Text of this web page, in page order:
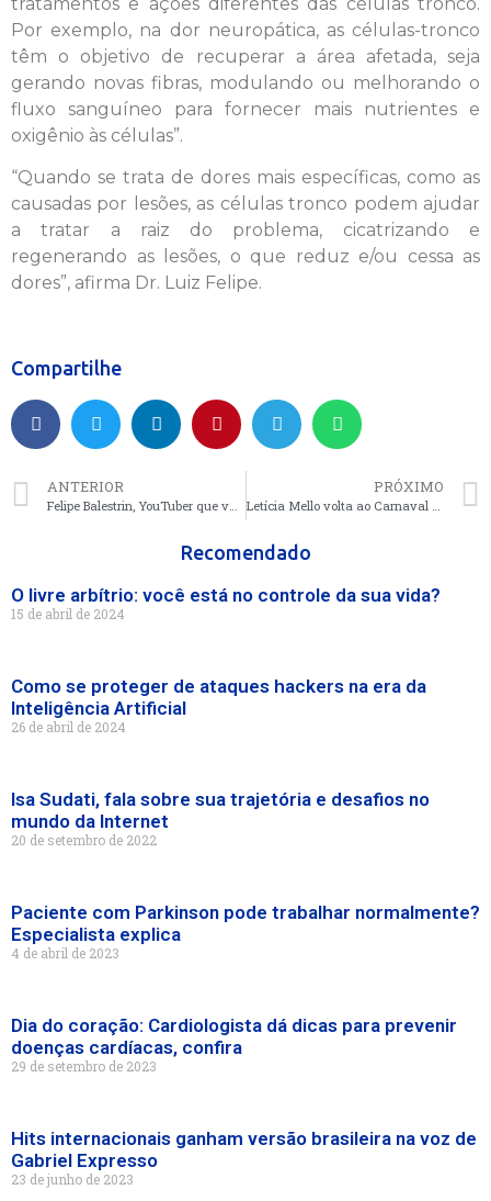
Por exemplo, na dor neuropática, as células-tronco
têm o objetivo de recuperar a área afetada, seja
gerando novas fibras, modulando ou melhorando o
fluxo sanguíneo para fornecer mais nutrientes e
oxigênio às células”.
“Quando se trata de dores mais específicas, como as
causadas por lesões, as células tronco podem ajudar
a tratar a raiz do problema, cicatrizando e
regenerando as lesões, o que reduz e/ou cessa as
dores”, afirma Dr. Luiz Felipe.
Compartilhe
ANTERIOR PRÓXIMO
Recomendado
O livre arbítrio: você está no controle da sua vida?
15 de abril de 2024
Como se proteger de ataques hackers na era da
Inteligência Artificial
26 de abril de 2024
Isa Sudati, fala sobre sua trajetória e desafios no
mundo da Internet
20 de setembro de 2022
Paciente com Parkinson pode trabalhar normalmente?
Especialista explica
4 de abril de 2023
Dia do coração: Cardiologista dá dicas para prevenir
doenças cardíacas, confira
29 de setembro de 2023
Hits internacionais ganham versão brasileira na voz de
Gabriel Expresso
23 de junho de 2023